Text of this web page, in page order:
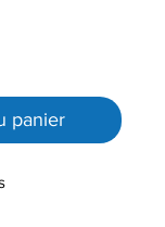
panier